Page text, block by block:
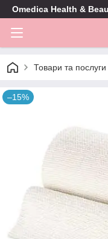
Omedica Health &
Товари та послуги
–15%